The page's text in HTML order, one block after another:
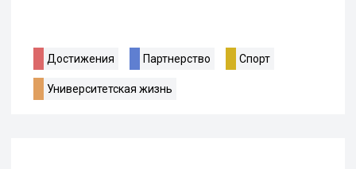
Достижения Партнерство Спорт
Университетская жизнь